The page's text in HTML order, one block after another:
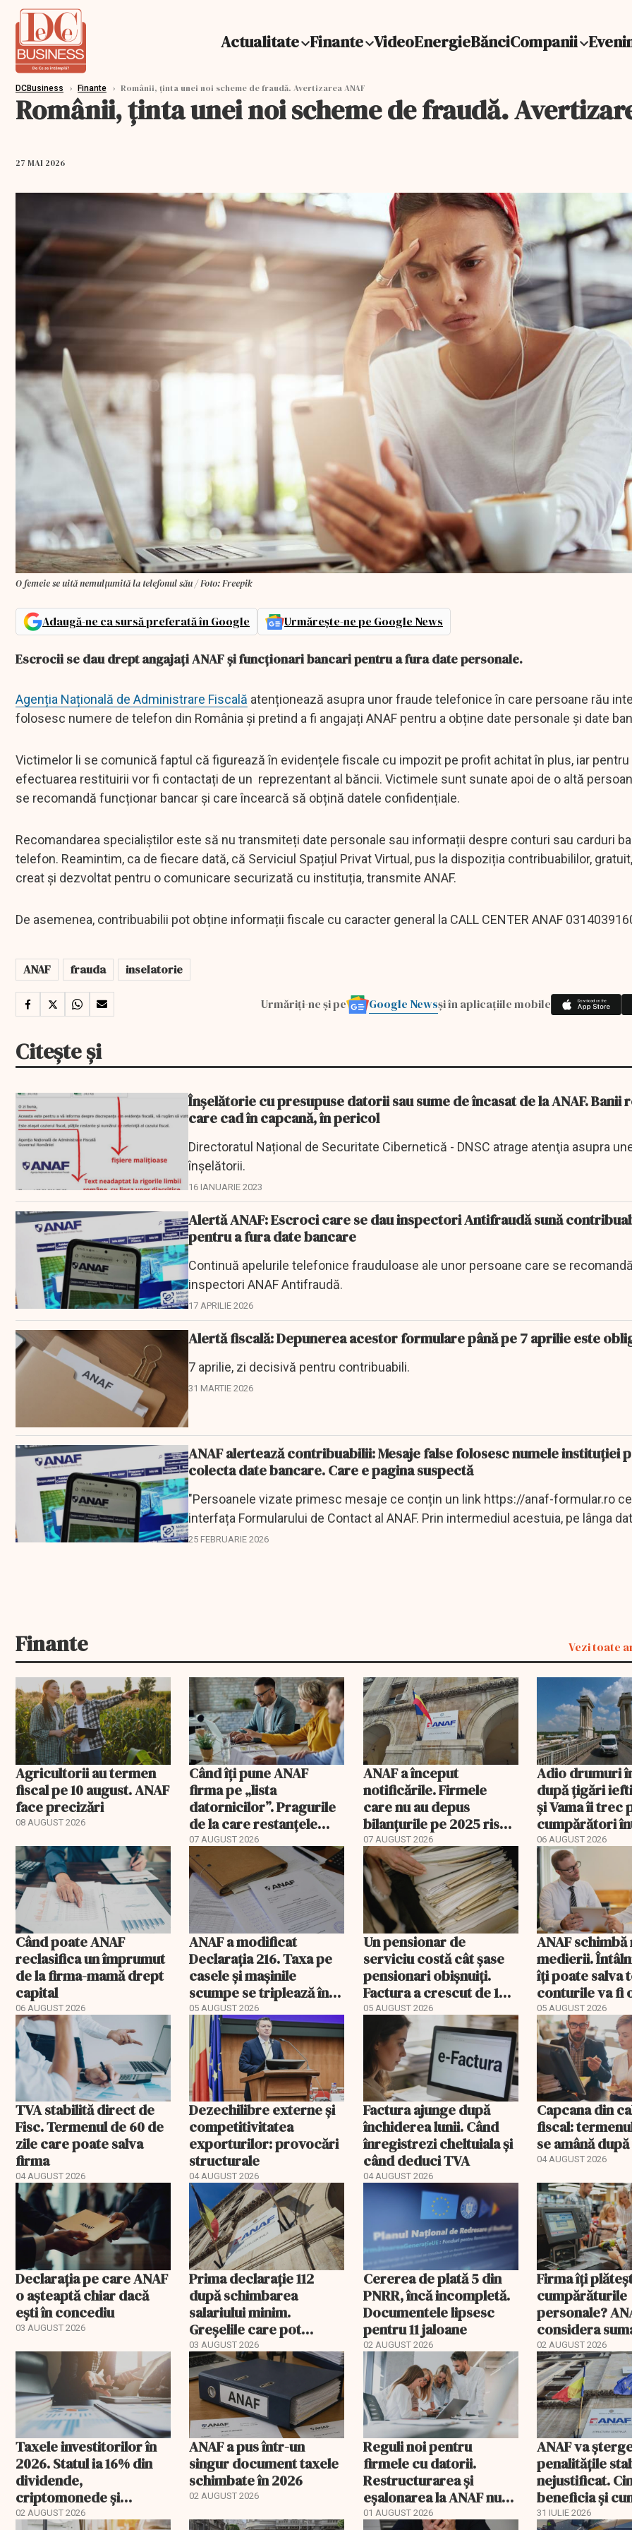
Actualitate Finante VideoEnergieBănciCompanii
DCBusiness › Finante › Românii, ținta unei noi scheme de fraudă. Avertizarea ANAF
Românii, ținta unei noi scheme de fraudă.
27 MAI 2026
O femeie se uită nemulțumită la telefonul său / Foto: Freepik
Adaugă-ne ca sursă preferată în Google Urmărește-ne pe Google News
Escrocii se dau drept angajați ANAF și funcționari bancari pentru a fura date personale.
Agenția Națională de Administrare Fiscală atenționează asupra unor fraude telefonice în care persoane rău
folosesc numere de telefon din România și pretind a fi angajați ANAF pentru a obține date personale și date
Victimelor li se comunică faptul că figurează în evidențele fiscale cu impozit pe profit achitat în plus, iar pentru
efectuarea restituirii vor fi contactați de un reprezentant al băncii. Victimele sunt sunate apoi de o altă
se recomandă funcționar bancar și care încearcă să obțină datele confidențiale.
Recomandarea specialiștilor este să nu transmiteți date personale sau informații despre conturi sau carduri
telefon. Reamintim, ca de fiecare dată, că Serviciul Spațiul Privat Virtual, pus la dispoziția contribuabililor,
creat și dezvoltat pentru o comunicare securizată cu instituția, transmite ANAF.
De asemenea, contribuabilii pot obține informații fiscale cu caracter general la CALL CENTER ANAF
ANAF frauda inselatorie
Urmăriți-ne și pe Google Newsși în aplicațiile mobile
Citește și
Înşelătorie cu presupuse datorii sau sume de încasat de la ANAF. Banii
care cad în capcană, în pericol
Directoratul Național de Securitate Cibernetică - DNSC atrage atenţia asupra
înşelătorii.
16 IANUARIE 2023
Alertă ANAF: Escroci care se dau inspectori Antifraudă sună
pentru a fura date bancare
Continuă apelurile telefonice frauduloase ale unor persoane care se recomandă
inspectori ANAF Antifraudă.
17 APRILIE 2026
Alertă fiscală: Depunerea acestor formulare până pe 7 aprilie este
7 aprilie, zi decisivă pentru contribuabili.
31 MARTIE 2026
ANAF alertează contribuabilii: Mesaje false folosesc numele instituției
colecta date bancare. Care e pagina suspectă
"Persoanele vizate primesc mesaje ce conțin un link https://anaf-formular.ro
interfața Formularului de Contact al ANAF. Prin intermediul acestuia, pe lânga
personale colectate...
25 FEBRUARIE 2026
Finante Vezi toate
Agricultorii au termen
fiscal pe 10 august. ANAF
face precizări
08 AUGUST 2026
Când îți pune ANAF
firma pe „lista
datornicilor”. Pragurile
de la care restanțele
devin publice
07 AUGUST 2026
ANAF a început
notificările. Firmele
care nu au depus
bilanțurile pe 2025 riscă
să ajungă inactive fiscal
07 AUGUST 2026
Adio drumuri
după țigări
și Vama îi trec
cumpărători
registru
06 AUGUST 2026
Când poate ANAF
reclasifica un împrumut
de la firma-mamă drept
capital
06 AUGUST 2026
ANAF a modificat
Declarația 216. Taxa pe
casele și mașinile
scumpe se triplează în
2026
05 AUGUST 2026
Un pensionar de
serviciu costă cât șase
pensionari obișnuiți.
Factura a crescut de 14
ori mai repede
05 AUGUST 2026
ANAF
medierii.
îți poate salva
conturile va fi
05 AUGUST 2026
TVA stabilită direct de
Fisc. Termenul de 60 de
zile care poate salva
firma
04 AUGUST 2026
Dezechilibre externe și
competitivitatea
exporturilor: provocări
structurale
04 AUGUST 2026
Factura ajunge după
închiderea lunii. Când
înregistrezi cheltuiala și
când deduci TVA
04 AUGUST 2026
Capcana din
fiscal:
se amână
04 AUGUST 2026
Declarația pe care ANAF
o așteaptă chiar dacă
ești în concediu
03 AUGUST 2026
Prima declarație 112
după schimbarea
salariului minim.
Greșelile care pot
apărea în august
03 AUGUST 2026
Cererea de plată 5 din
PNRR, încă incompletă.
Documentele lipsesc
pentru 11 jaloane
02 AUGUST 2026
Firma îți
cumpărăturile
personale?
considera
Cu cât te
02 AUGUST 2026
Taxele investitorilor în
2026. Statul ia 16% din
dividende,
criptomonede și
anumite tranzacții
02 AUGUST 2026
ANAF a pus într-un
singur document taxele
schimbate în 2026
02 AUGUST 2026
Reguli noi pentru
firmele cu datorii.
Restructurarea și
eșalonarea la ANAF nu
mai pot fi folosite
01 AUGUST 2026
ANAF va
penalitățile
nejustificat.
beneficia și
recuperează
31 IULIE 2026